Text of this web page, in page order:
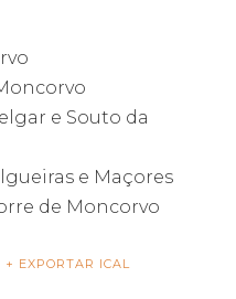
e Souto da
e Maçores
de Moncorvo
+ EXPORTAR ICAL